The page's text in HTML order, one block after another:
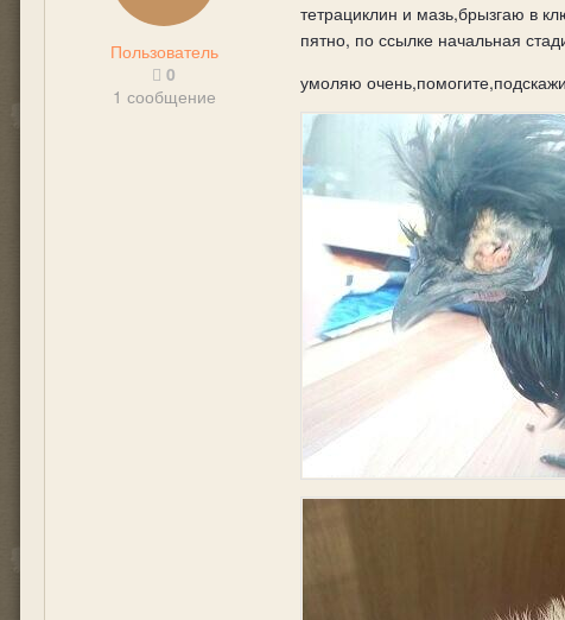
Пользователь
0
1 сообщение
тетрациклин и мазь,брызгаю в
пятно, по ссылке начальная
умоляю